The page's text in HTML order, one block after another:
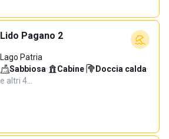
Lido Pagano 2
Lago Patria
Sabbiosa· Cabine· Doccia calda·
e altri 4…